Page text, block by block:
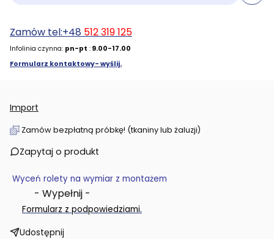
Zamów tel:+48 512 319 125
Infolinia czynna: pn-pt : 9.00-17.00
Formularz kontaktowy- wyślij.
Import
Zamów bezpłatną próbkę! (tkaniny lub żaluzji)
Zapytaj o produkt
Wyceń rolety na wymiar z montażem
- Wypełnij -
Formularz z podpowiedziami.
Udostępnij